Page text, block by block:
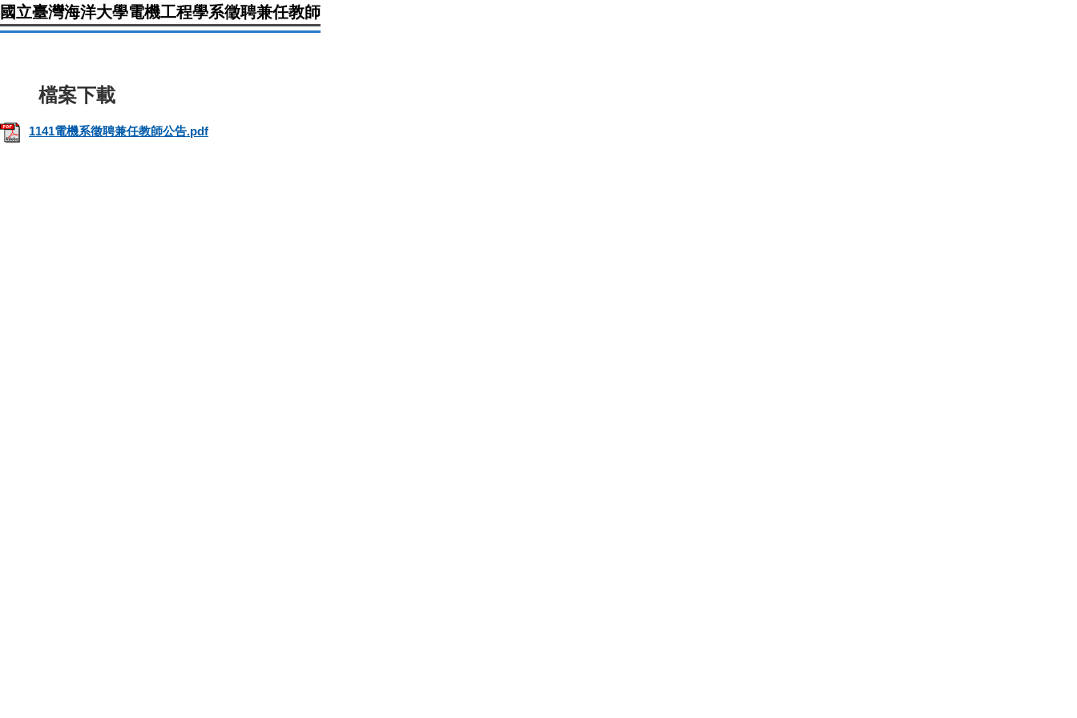
國立臺灣海洋大學電機工程學系徵聘兼任教師
1141電機系徵聘兼任教師公告.pdf